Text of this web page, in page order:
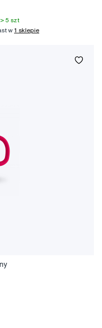
5 szt
w1 sklepie